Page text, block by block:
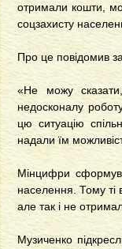
отримали кошти,
соцзахисту
Про це повідомив
«Не можу
недосконалу
цю ситуацію
надали їм
Мінцифри
населення. Тому ті
але так і не
Музиченко